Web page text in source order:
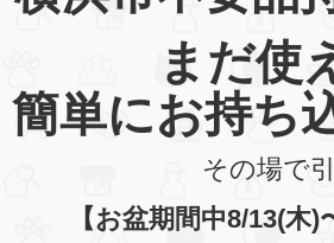
まだ使
簡単にお持ち
その場で
【お盆期間中8/13(木